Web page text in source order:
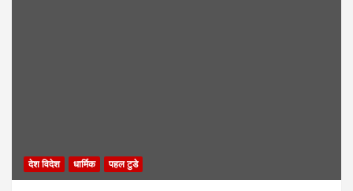
देश विदेश धार्मिक पहल टुडे